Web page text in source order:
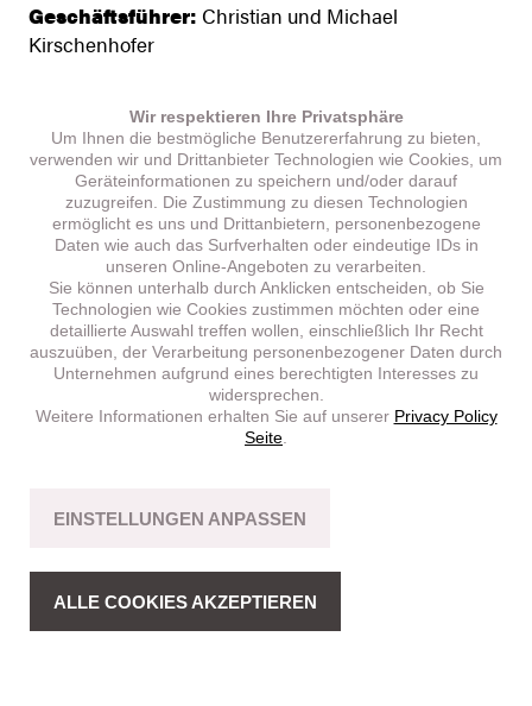
Geschäftsführer: Christian und Michael
Kirschenhofer
Umsatzsteuer-ID:ATU 18522105
Behörde gem. ECG:Bezirkshauptmannschaft
Krems/Donau
Gesetzliche Interessensvertretung /
Gewerbeberechtigungen:Wirtschaftskammer
Niederösterreich
Landesgruppe Außenhandel, Landesgruppe
Fahrzeughandel:Handelsgewerbe, Berufszweig:
Export-, Import-, Transit- und Binnenmarkthandel,
Einzelhandel mit Mopeds und Motorrädern, Handel
mit Automobilen, Motorrädern inkl. Bereifung,
Zubehör, GISA-Zahl 11660194
Wir respektieren Ihre Privatsphäre
Um Ihnen die bestmögliche Benutzererfahrung zu bieten,
verwenden wir und Drittanbieter Technologien wie Cookies, um
Geräteinformationen zu speichern und/oder darauf
zuzugreifen. Die Zustimmung zu diesen Technologien
ermöglicht es uns und Drittanbietern, personenbezogene
Daten wie auch das Surfverhalten oder eindeutige IDs in
unseren Online-Angeboten zu verarbeiten.
Sie können unterhalb durch Anklicken entscheiden, ob Sie
Technologien wie Cookies zustimmen möchten oder eine
detaillierte Auswahl treffen wollen, einschließlich Ihr Recht
auszuüben, der Verarbeitung personenbezogener Daten durch
Unternehmen aufgrund eines berechtigten Interesses zu
widersprechen.
Weitere Informationen erhalten Sie auf unserer Privacy Policy
Seite
EINSTELLUNGEN ANPASSEN
ALLE COOKIES AKZEPTIEREN